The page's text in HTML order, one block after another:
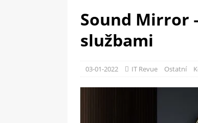
kanceláře i
C5100 a 6100
Sound Mirror
službami
03-01-2022 IT Revue Ostatní